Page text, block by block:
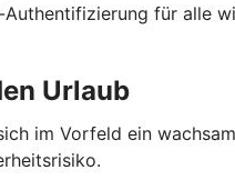
für alle
Urlaub
im Vorfeld ein